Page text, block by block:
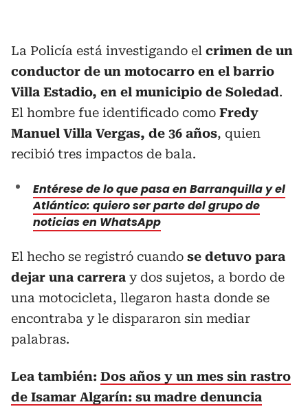
La Policía está investigando el crimen de un
conductor de un motocarro en el barrio
Villa Estadio, en el municipio de Soledad.
El hombre fue identificado como Fredy
Manuel Villa Vergas, de 36 años, quien
recibió tres impactos de bala.
Entérese de lo que pasa en Barranquilla y el
Atlántico: quiero ser parte del grupo de
noticias en WhatsApp
El hecho se registró cuando se detuvo para
dejar una carrera y dos sujetos, a bordo de
una motocicleta, llegaron hasta donde se
encontraba y le dispararon sin mediar
palabras.
Lea también: Dos años y un mes sin rastro
de Isamar Algarín: su madre denuncia